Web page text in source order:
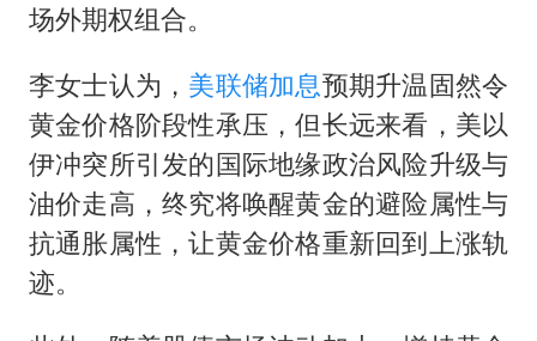
场外期权组合。
李女士认为， 美联储加息预期升温固然令
黄金价格阶段性承压，但长远来看，美以
伊冲突所引发的国际地缘政治风险升级与
油价走高，终究将唤醒黄金的避险属性与
抗通胀属性，让黄金价格重新回到上涨轨
迹。